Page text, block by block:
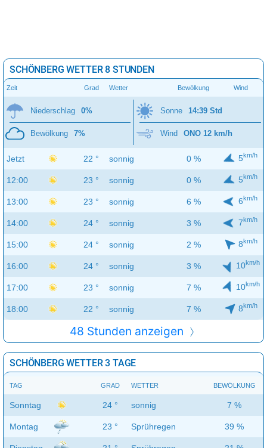
SCHÖNBERG WETTER 8 STUNDEN
Zeit Grad Wetter Bewölkung Wind
Niederschlag 0%
Bewölkung 7%
Sonne 14:39 Std
Wind ONO 12 km/h
Jetzt 22 ° sonnig 0 % 5km/h
12:00 23 ° sonnig 0 % 5km/h
13:00 23 ° sonnig 6 % 6km/h
14:00 24 ° sonnig 3 % 7km/h
15:00 24 ° sonnig 2 % 8km/h
16:00 24 ° sonnig 3 % 10km/h
17:00 23 ° sonnig 7 % 10km/h
18:00 22 ° sonnig 7 % 8km/h
48 Stunden anzeigen
SCHÖNBERG WETTER 3 TAGE
TAG GRAD WETTER BEWÖLKUNG
Sonntag 24 ° sonnig 7 %
Montag 23 ° Sprühregen 39 %